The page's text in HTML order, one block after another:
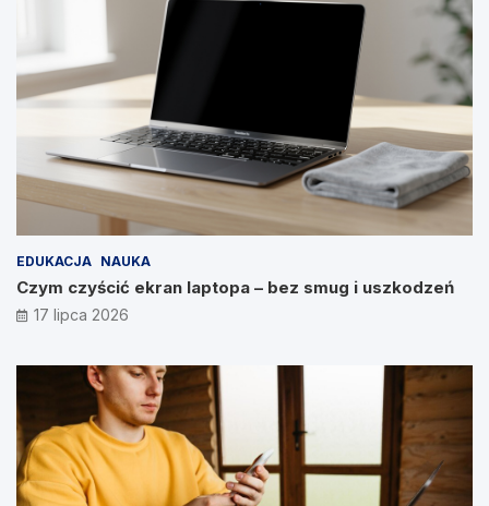
EDUKACJA NAUKA
Czym czyścić ekran laptopa – bez smug i uszkodzeń
17 lipca 2026